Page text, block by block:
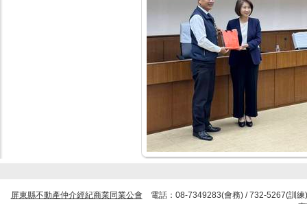
屏東縣不動產仲介經紀商業同業公會 電話：08-7349283(會務) / 732-5267(訓